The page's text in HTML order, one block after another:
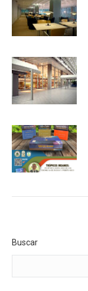
Buscar